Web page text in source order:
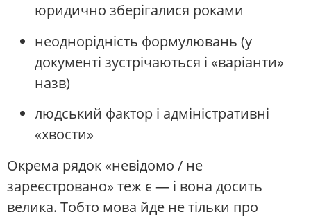
юридично зберігалися роками
неоднорідність формулювань (у
документі зустрічаються і «варіанти»
назв)
людський фактор і адміністративні
«хвости»
Окрема рядок «невідомо / не
зареєстровано» теж є — і вона досить
велика. Тобто мова йде не тільки про